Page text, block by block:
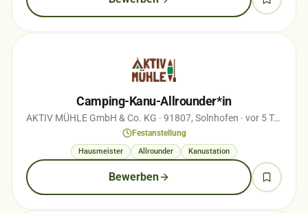
Camping-Kanu-Allrounder*in
AKTIV MÜHLE GmbH & Co. KG · 91807, Solnhofen · vor 5 Tagen
Festanstellung
Hausmeister Allrounder Kanustation
Bewerben